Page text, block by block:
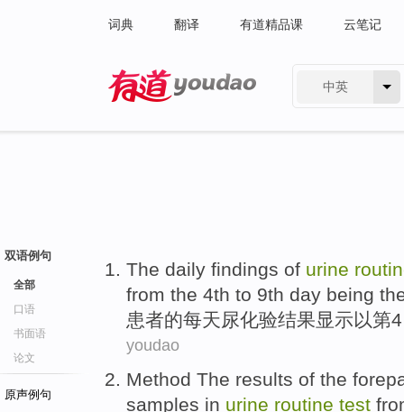
词典 翻译 有道精品课 云笔记
中英
双语例句
全部
口语
书面语
论文
原声例句
The daily findings of urine
from the 4th to 9th day being
患者的每天尿化验结果显示以第4
youdao
Method The results of the
samples in urine routine test